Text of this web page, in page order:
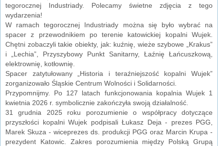
tegorocznej Industriady. Polecamy świetne zdjęcia z tego
wydarzenia!
W ramach tegorocznej Industriady można się było wybrać na
spacer z przewodnikiem po terenie katowickiej kopalni Wujek.
Chętni zobaczyli takie obiekty, jak: kuźnię, wieże szybowe „Krakus”
i „Lechia”, Przyszybowy Punkt Sanitarny, Łaźnię Łańcuszkową,
elektrownię, kotłownię.
Spacer zatytułowany „Historia i teraźniejszość kopalni Wujek”
zorganizowało Śląskie Centrum Wolności i Solidarności.
Przypomnijmy. Po 127 latach funkcjonowania kopalnia Wujek 1
kwietnia 2026 r. symbolicznie zakończyła swoją działalność.
31 grudnia 2025 roku porozumienie o współpracy dotyczące
przyszłości kopalni Wujek podpisali Łukasz Deja - prezes PGG,
Marek Skuza - wiceprezes ds. produkcji PGG oraz Marcin Krupa -
prezydent Katowic. Zakres porozumienia między Polską Grupą